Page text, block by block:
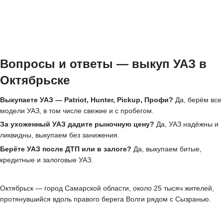
Вопросы и ответы — выкуп УАЗ в
Октябрьске
Выкупаете УАЗ — Patriot, Hunter, Pickup, Профи? Да, берём все
модели УАЗ, в том числе свежие и с пробегом.
За ухоженный УАЗ дадите рыночную цену? Да, УАЗ надёжны и
ликвидны, выкупаем без занижения.
Берёте УАЗ после ДТП или в залоге? Да, выкупаем битые,
кредитные и залоговые УАЗ.
Октябрьск — город Самарской области, около 25 тысяч жителей,
протянувшийся вдоль правого берега Волги рядом с Сызранью.